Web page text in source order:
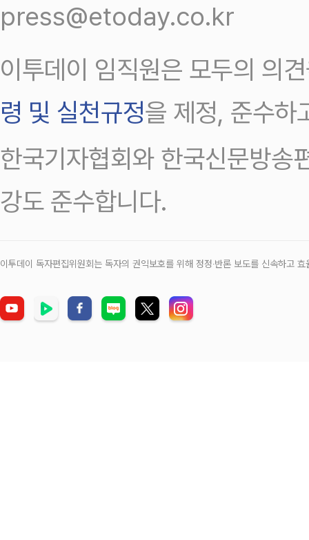
press@etoday.co.kr
이투데이 임직원은 모두의 의
령 및 실천규정을 제정, 준수하
한국기자협회와 한국신문방송
강도 준수합니다.
이투데이 독자편집위원회는 독자의 권익보호를 위해 정정‧반론 보도를 신속하고